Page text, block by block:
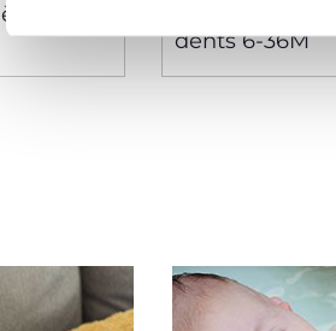
Brosse à
dents 6-36M